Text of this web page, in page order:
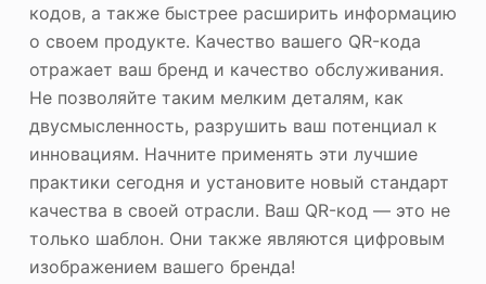
кодов, а также быстрее расширить информацию
о своем продукте. Качество вашего QR-кода
отражает ваш бренд и качество обслуживания.
Не позволяйте таким мелким деталям, как
двусмысленность, разрушить ваш потенциал к
инновациям. Начните применять эти лучшие
практики сегодня и установите новый стандарт
качества в своей отрасли. Ваш QR-код — это не
только шаблон. Они также являются цифровым
изображением вашего бренда!